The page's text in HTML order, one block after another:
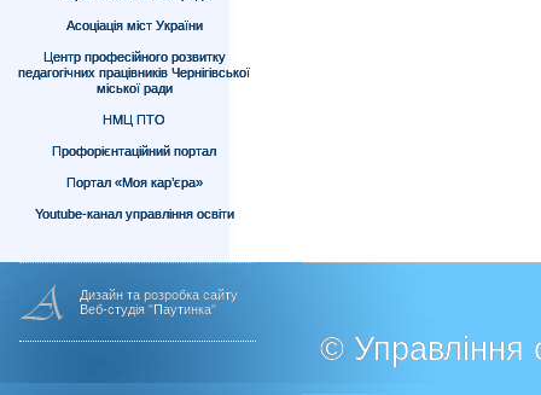
Асоціація міст України
Центр професійного розвитку
педагогічних працівників Чернігівської
міської ради
НМЦ ПТО
Профорієнтаційний портал
Портал «Моя кар’єра»
Youtube-канал управління освіти
Дизайн та розробка сайту
Веб-студія "Паутинка"
© Управління